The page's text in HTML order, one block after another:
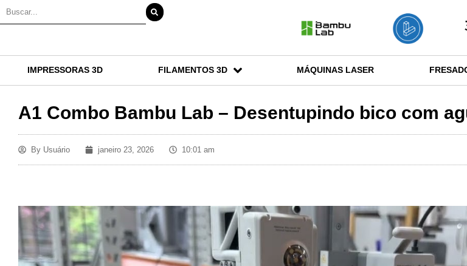
IMPRESSORAS 3D FILAMENTOS 3D MÁQUINAS LASER
A1 Combo Bambu Lab – Desentupindo bico com
By Usuário janeiro 23, 2026 10:01 am